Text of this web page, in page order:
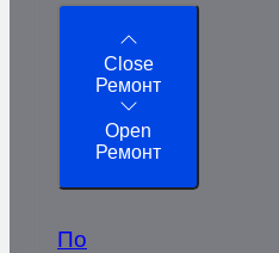
Close
Ремонт
Open
Ремонт
По